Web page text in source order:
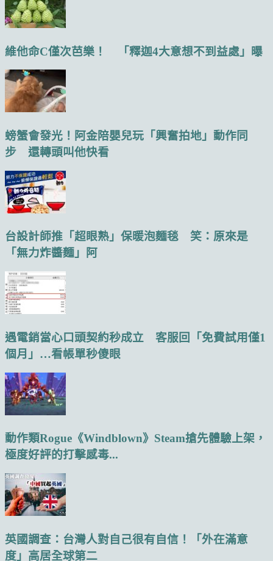
維他命C僅次芭樂！ 「釋迦4大意想不到益處」曝
螃蟹會發光！阿金陪嬰兒玩「興奮拍地」動作同
步 還轉頭叫他快看
台設計師推「超眼熟」保暖泡麵毯 笑：原來是
「無力炸醬麵」阿
遇電銷當心口頭契約秒成立 客服回「免費試用僅1
個月」…看帳單秒傻眼
動作類Rogue《Windblown》Steam搶先體驗上架，
極度好評的打擊感毒...
英國調查：台灣人對自己很有自信！「外在滿意
度」高居全球第二